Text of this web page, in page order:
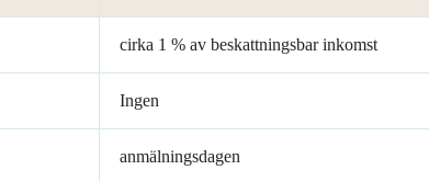
cirka 1 % av beskattningsbar inkomst
Ingen
anmälningsdagen